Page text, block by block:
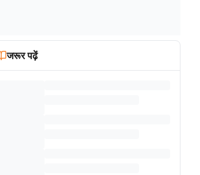
जरूर पढ़ें